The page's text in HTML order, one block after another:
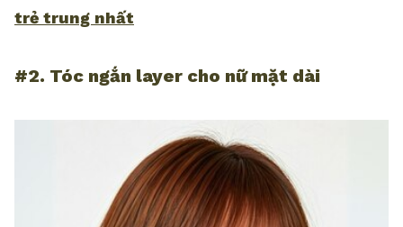
trẻ trung nhất
#2. Tóc ngắn layer cho nữ mặt dài